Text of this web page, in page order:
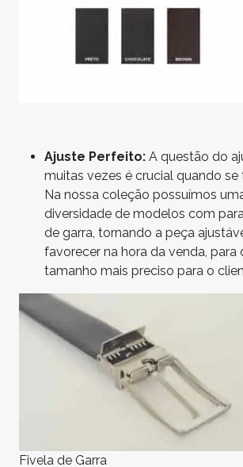
Ajuste Perfeito: A questão do
muitas vezes é crucial quando se
Na nossa coleção possuímos
diversidade de modelos com
de garra, tornando a peça
favorecer na hora da venda, para
tamanho mais preciso para o
Fivela de Garra